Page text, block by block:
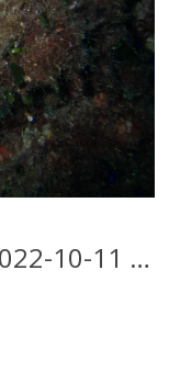
Capture D’écran 2022-10-11 À 18.30.01